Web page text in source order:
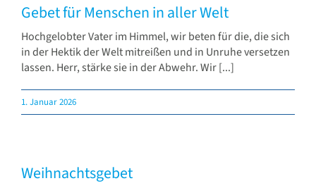
Gebet für Menschen in aller Welt
Hochgelobter Vater im Himmel, wir beten für die, die sich
in der Hektik der Welt mitreißen und in Unruhe versetzen
lassen. Herr, stärke sie in der Abwehr. Wir [...]
1. Januar 2026
Weihnachtsgebet